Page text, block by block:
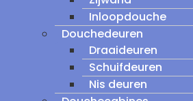
Inloopdouche
Douchedeuren
Draaideuren
Schuifdeuren
Nis deuren